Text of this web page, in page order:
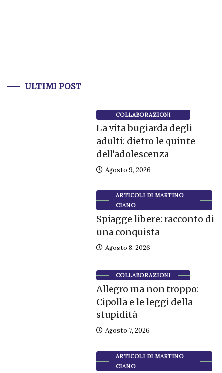
ULTIMI POST
COLLABORAZIONI
La vita bugiarda degli
adulti: dietro le quinte
dell’adolescenza
Agosto 9, 2026
ARTICOLI DI MARTINO
CIANO
Spiagge libere: racconto di
una conquista
Agosto 8, 2026
COLLABORAZIONI
Allegro ma non troppo:
Cipolla e le leggi della
stupidità
Agosto 7, 2026
ARTICOLI DI MARTINO
CIANO